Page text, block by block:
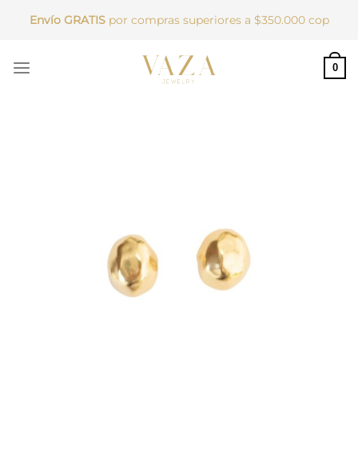
Envío GRATIS por compras superiores a $350.000 cop
0